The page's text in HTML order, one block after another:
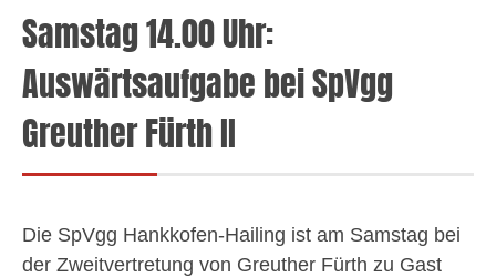
Samstag 14.00 Uhr:
Auswärtsaufgabe bei SpVgg
Greuther Fürth II
Die SpVgg Hankkofen-Hailing ist am Samstag bei
der Zweitvertretung von Greuther Fürth zu Gast